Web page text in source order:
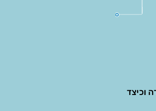
וכיצד